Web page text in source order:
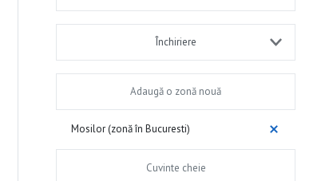
Închiriere
Mosilor (zonă în Bucuresti)